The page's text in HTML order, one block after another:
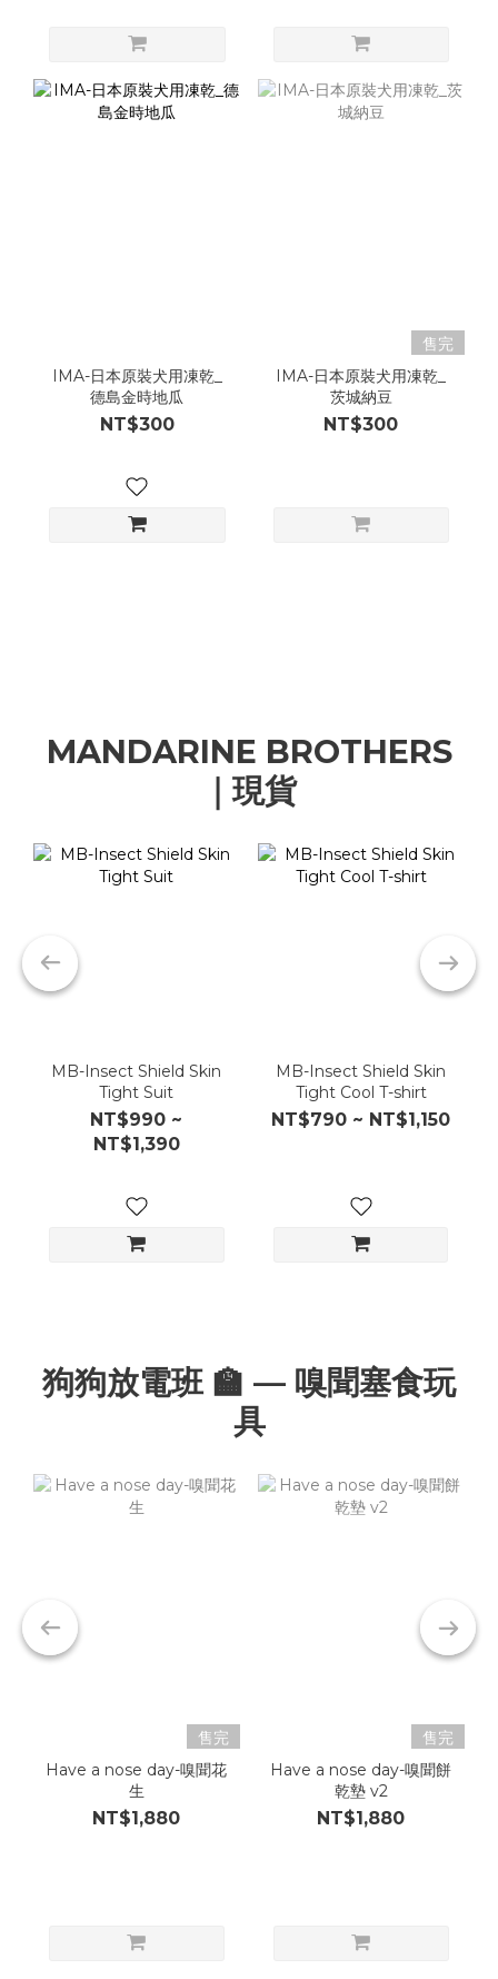
IMA-日本原裝犬用凍乾_
德島金時地瓜
NT$300
售完
IMA-日本原裝犬用凍乾_
茨城納豆
NT$300
MANDARINE BROTHERS
｜現貨
MB-Insect Shield Skin
Tight Suit
NT$990 ~
NT$1,390
MB-Insect Shield Skin
Tight Cool T-shirt
NT$790 ~ NT$1,150
狗狗放電班 🏫 — 嗅聞塞食玩
具
售完
Have a nose day-嗅聞花
生
NT$1,880
售完
Have a nose day-嗅聞餅
乾墊 v2
NT$1,880